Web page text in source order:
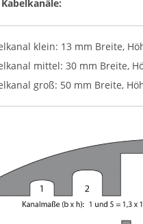
klein: 13 mm Breite,
mittel: 30 mm Breite,
groß: 50 mm Breite,